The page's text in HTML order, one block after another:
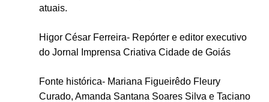
atuais.
Higor César Ferreira- Repórter e editor executivo
do Jornal Imprensa Criativa Cidade de Goiás
Fonte histórica- Mariana Figueirêdo Fleury
Curado, Amanda Santana Soares Silva e Taciano